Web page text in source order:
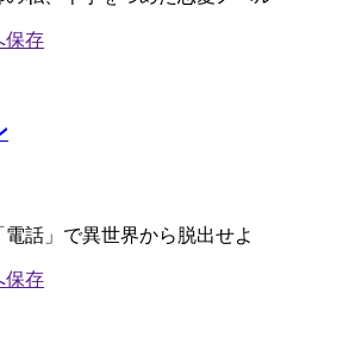
電話」で異世界から脱出せよ